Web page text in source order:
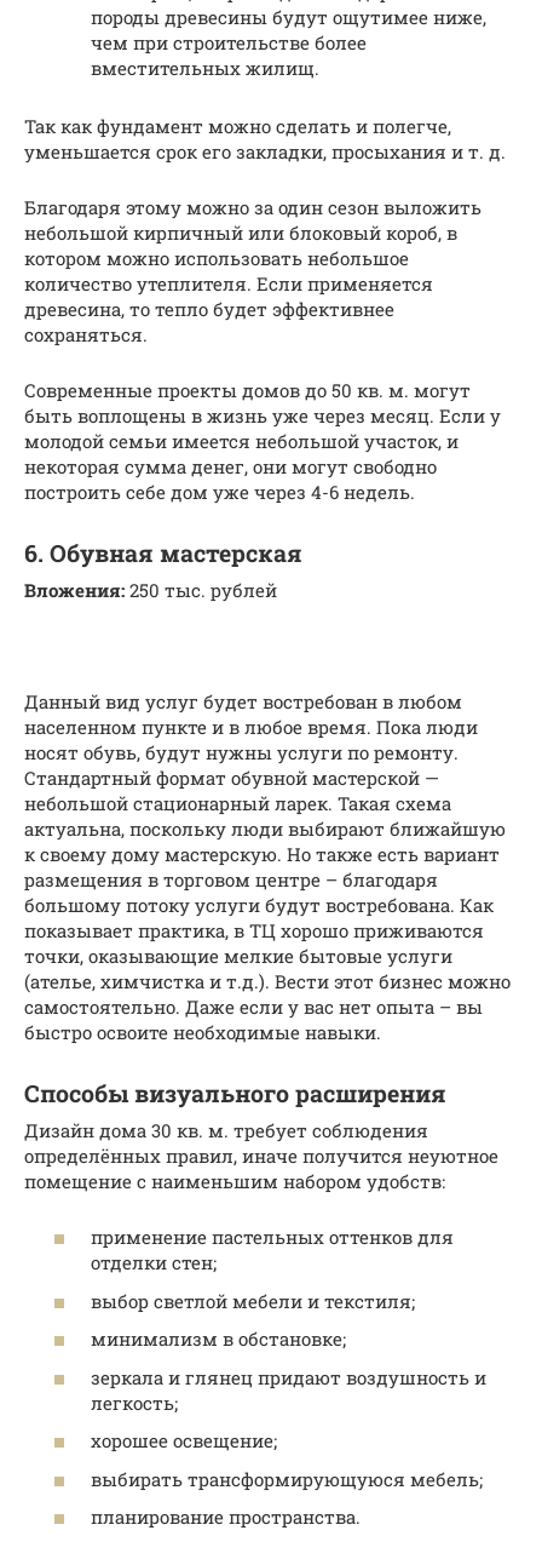
породы древесины будут ощутимее ниже,
чем при строительстве более
вместительных жилищ.
Так как фундамент можно сделать и полегче,
уменьшается срок его закладки, просыхания и т. д.
Благодаря этому можно за один сезон выложить
небольшой кирпичный или блоковый короб, в
котором можно использовать небольшое
количество утеплителя. Если применяется
древесина, то тепло будет эффективнее
сохраняться.
Современные проекты домов до 50 кв. м. могут
быть воплощены в жизнь уже через месяц. Если у
молодой семьи имеется небольшой участок, и
некоторая сумма денег, они могут свободно
построить себе дом уже через 4-6 недель.
6. Обувная мастерская
Вложения: 250 тыс. рублей
Данный вид услуг будет востребован в любом
населенном пункте и в любое время. Пока люди
носят обувь, будут нужны услуги по ремонту.
Стандартный формат обувной мастерской —
небольшой стационарный ларек. Такая схема
актуальна, поскольку люди выбирают ближайшую
к своему дому мастерскую. Но также есть вариант
размещения в торговом центре – благодаря
большому потоку услуги будут востребована. Как
показывает практика, в ТЦ хорошо приживаются
точки, оказывающие мелкие бытовые услуги
(ателье, химчистка и т.д.). Вести этот бизнес можно
самостоятельно. Даже если у вас нет опыта – вы
быстро освоите необходимые навыки.
Способы визуального расширения
Дизайн дома 30 кв. м. требует соблюдения
определённых правил, иначе получится неуютное
помещение с наименьшим набором удобств:
применение пастельных оттенков для
отделки стен;
выбор светлой мебели и текстиля;
минимализм в обстановке;
зеркала и глянец придают воздушность и
легкость;
хорошее освещение;
выбирать трансформирующуюся мебель;
планирование пространства.